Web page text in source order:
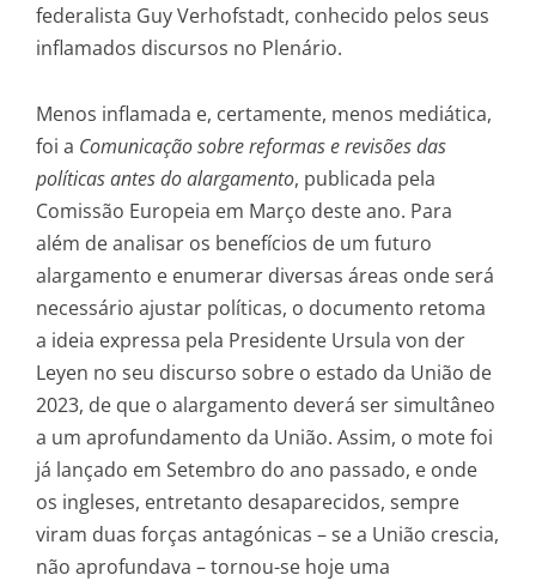
federalista Guy Verhofstadt, conhecido pelos seus
inflamados discursos no Plenário.
Menos inflamada e, certamente, menos mediática,
foi a Comunicação sobre reformas e revisões das
políticas antes do alargamento, publicada pela
Comissão Europeia em Março deste ano. Para
além de analisar os benefícios de um futuro
alargamento e enumerar diversas áreas onde será
necessário ajustar políticas, o documento retoma
a ideia expressa pela Presidente Ursula von der
Leyen no seu discurso sobre o estado da União de
2023, de que o alargamento deverá ser simultâneo
a um aprofundamento da União. Assim, o mote foi
já lançado em Setembro do ano passado, e onde
os ingleses, entretanto desaparecidos, sempre
viram duas forças antagónicas – se a União crescia,
não aprofundava – tornou-se hoje uma